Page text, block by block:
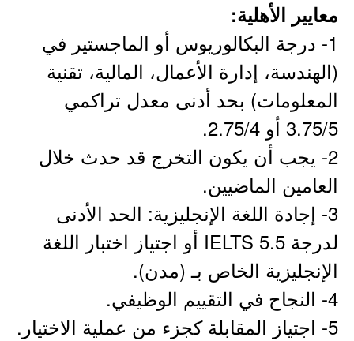
معايير الأهلية:
1- درجة البكالوريوس أو الماجستير في
(الهندسة، إدارة الأعمال، المالية، تقنية
المعلومات) بحد أدنى معدل تراكمي
3.75/5 أو 2.75/4.
2- يجب أن يكون التخرج قد حدث خلال
العامين الماضيين.
3- إجادة اللغة الإنجليزية: الحد الأدنى
لدرجة IELTS 5.5 أو اجتياز اختبار اللغة
الإنجليزية الخاص بـ (مدن).
4- النجاح في التقييم الوظيفي.
5- اجتياز المقابلة كجزء من عملية الاختيار.